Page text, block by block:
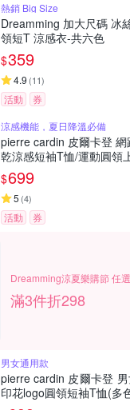
熱銷 Big Size
Dreamming 加大尺碼 冰
領短T 涼感衣-共六色
$359
4.9 (11)
活動
券
涼感機能，夏日降溫必備
pierre cardin 皮爾卡登
乾涼感短袖T恤/運動圓領
$699
5 (4)
活動 券
Dreamming涼夏樂購節 任
滿3件折298
男女通用款
pierre cardin 皮爾卡登
印花logo圓領短袖T恤(多